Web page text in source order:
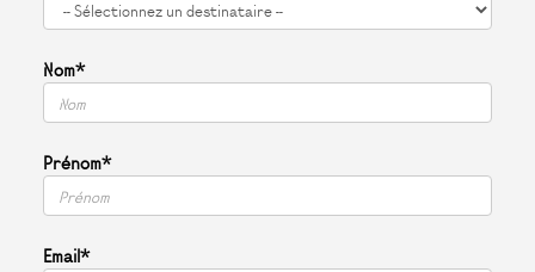
Nom*
Prénom*
Email*